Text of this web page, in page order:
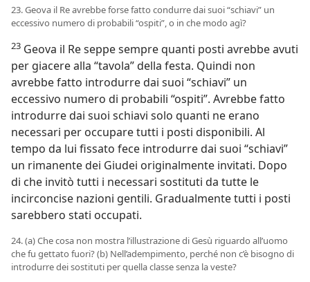
23. Geova il Re avrebbe forse fatto condurre dai suoi “schiavi” un
eccessivo numero di probabili “ospiti”, o in che modo agì?
23 Geova il Re seppe sempre quanti posti avrebbe avuti
per giacere alla “tavola” della festa. Quindi non
avrebbe fatto introdurre dai suoi “schiavi” un
eccessivo numero di probabili “ospiti”. Avrebbe fatto
introdurre dai suoi schiavi solo quanti ne erano
necessari per occupare tutti i posti disponibili. Al
tempo da lui fissato fece introdurre dai suoi “schiavi”
un rimanente dei Giudei originalmente invitati. Dopo
di che invitò tutti i necessari sostituti da tutte le
incirconcise nazioni gentili. Gradualmente tutti i posti
sarebbero stati occupati.
24. (a) Che cosa non mostra l’illustrazione di Gesù riguardo all’uomo
che fu gettato fuori? (b) Nell’adempimento, perché non c’è bisogno di
introdurre dei sostituti per quella classe senza la veste?